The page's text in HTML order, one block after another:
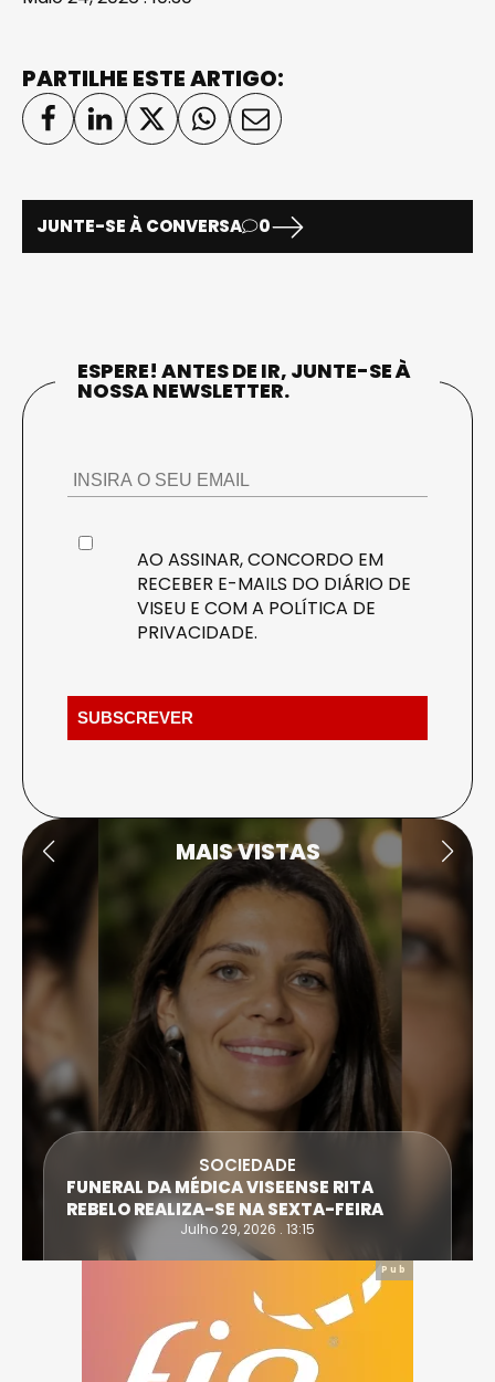
PARTILHE ESTE ARTIGO:
JUNTE-SE À CONVERSA 0
ESPERE! ANTES DE IR, JUNTE-SE À
NOSSA NEWSLETTER.
AO ASSINAR, CONCORDO EM
RECEBER E-MAILS DO DIÁRIO DE
VISEU E COM A POLÍTICA DE
PRIVACIDADE.
MAIS VISTAS
ATLETA DE CASTRO DAIRE SUPERA PROVA
EXTREMA DO TRIATLO E TORNA-SE
IRONWOMAN
Julho 28, 2026 . 16:14
Pub